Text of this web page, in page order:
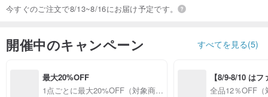
今すぐのご注文で8/13~8/16にお届け予定です。
開催中のキャンペーン すべてを見る(5)
最大20%OFF
1点ごとに最大20%OFF（対象商品
【8/9-8/10 は
員感謝デー】対
全品12％OFF（